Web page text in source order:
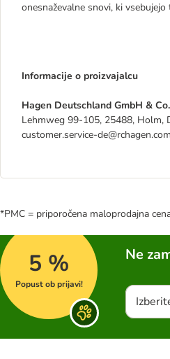
onesnaževalne snovi, ki
Informacije o proizvajalcu
Hagen Deutschland GmbH &
Lehmweg 99-105, 25488, Holm,
customer.service-de@rchagen.com
*PMC = priporočena maloprodajna
5 %
Popust ob prijavi!
Ne